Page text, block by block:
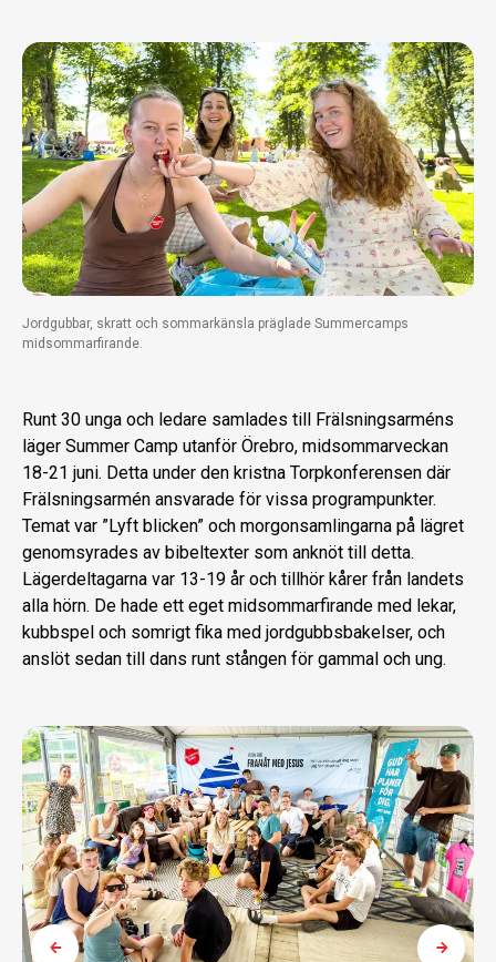
Jordgubbar, skratt och sommarkänsla präglade Summercamps
midsommarfirande.
Runt 30 unga och ledare samlades till Frälsningsarméns
läger Summer Camp utanför Örebro, midsommarveckan
18-21 juni. Detta under den kristna Torpkonferensen där
Frälsningsarmén ansvarade för vissa programpunkter.
Temat var ”Lyft blicken” och morgonsamlingarna på lägret
genomsyrades av bibeltexter som anknöt till detta.
Lägerdeltagarna var 13-19 år och tillhör kårer från landets
alla hörn. De hade ett eget midsommarfirande med lekar,
kubbspel och somrigt fika med jordgubbsbakelser, och
anslöt sedan till dans runt stången för gammal och ung.